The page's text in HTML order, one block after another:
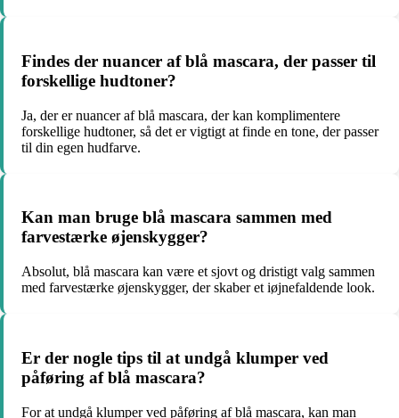
Findes der nuancer af blå mascara, der passer til
forskellige hudtoner?
Ja, der er nuancer af blå mascara, der kan komplimentere
forskellige hudtoner, så det er vigtigt at finde en tone, der passer
til din egen hudfarve.
Kan man bruge blå mascara sammen med
farvestærke øjenskygger?
Absolut, blå mascara kan være et sjovt og dristigt valg sammen
med farvestærke øjenskygger, der skaber et iøjnefaldende look.
Er der nogle tips til at undgå klumper ved
påføring af blå mascara?
For at undgå klumper ved påføring af blå mascara, kan man